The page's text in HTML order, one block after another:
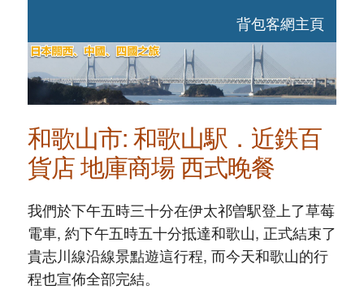
背包客網主頁
和歌山市: 和歌山駅．近鉄百
貨店 地庫商場 西式晚餐
我們於下午五時三十分在伊太祁曽駅登上了草莓
電車, 約下午五時五十分抵達和歌山, 正式結束了
貴志川線沿線景點遊這行程, 而今天和歌山的行
程也宣佈全部完結。